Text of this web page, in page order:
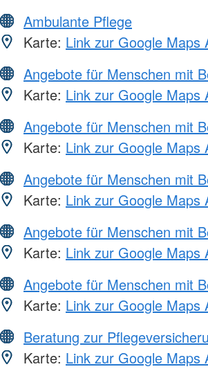
Ambulante Pflege
Karte: Link zur Google Maps
Angebote für Menschen mit
Karte: Link zur Google Maps
Angebote für Menschen mit
Karte: Link zur Google Maps
Angebote für Menschen mit
Karte: Link zur Google Maps
Angebote für Menschen mit
Karte: Link zur Google Maps
Angebote für Menschen mit
Karte: Link zur Google Maps
Beratung zur
Karte: Link zur Google Maps